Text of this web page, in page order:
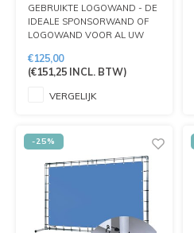
GEBRUIKTE LOGOWAND - DE
IDEALE SPONSORWAND OF
LOGOWAND VOOR AL UW
LOPER MOMENTEN OF
ANDERE EVENEMENTEN. NU
PRESENTATIES,
€125,00
(€151,25INCL. BTW)
VERGELIJK
-25%